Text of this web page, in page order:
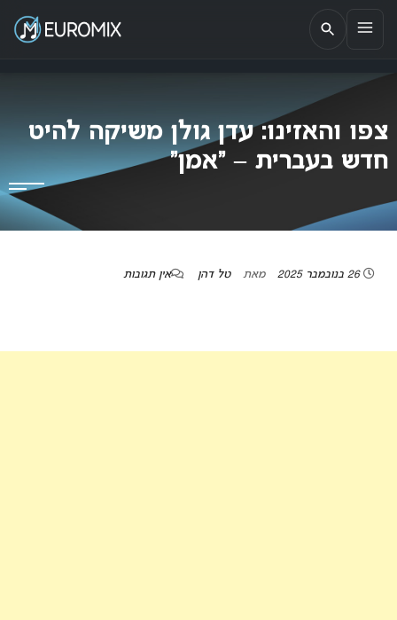
EUROMIX
אתר הבית של האירוויזיון בישראל
צפו והאזינו: עדן גולן משיקה להיט
חדש בעברית – “אמן”
26 בנובמבר 2025 מאת טל דהן אין תגובות